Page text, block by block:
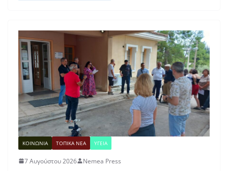
ΚΟΙΝΩΝΙΑ ΤΟΠΙΚΑ ΝΕΑ ΥΓΕΙΑ
7 Αυγούστου 2026 Nemea Press